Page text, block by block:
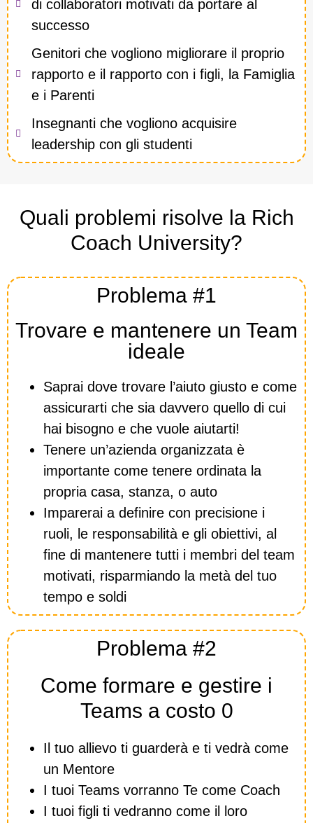
di collaboratori motivati da portare al
successo
Genitori che vogliono migliorare il proprio
rapporto e il rapporto con i figli, la Famiglia
e i Parenti
Insegnanti che vogliono acquisire
leadership con gli studenti
Quali problemi risolve la Rich
Coach University?
Problema #1
Trovare e mantenere un Team
ideale
Saprai dove trovare l’aiuto giusto e come
assicurarti che sia davvero quello di cui
hai bisogno e che vuole aiutarti!
Tenere un’azienda organizzata è
importante come tenere ordinata la
propria casa, stanza, o auto
Imparerai a definire con precisione i
ruoli, le responsabilità e gli obiettivi, al
fine di mantenere tutti i membri del team
motivati, risparmiando la metà del tuo
tempo e soldi
Problema #2
Come formare e gestire i
Teams a costo 0
Il tuo allievo ti guarderà e ti vedrà come
un Mentore
I tuoi Teams vorranno Te come Coach
I tuoi figli ti vedranno come il loro